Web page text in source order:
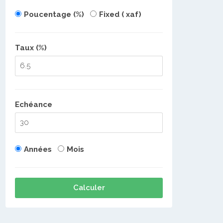
Poucentage (%) Fixed ( xaf)
Taux (%)
Echéance
Années Mois
Calculer